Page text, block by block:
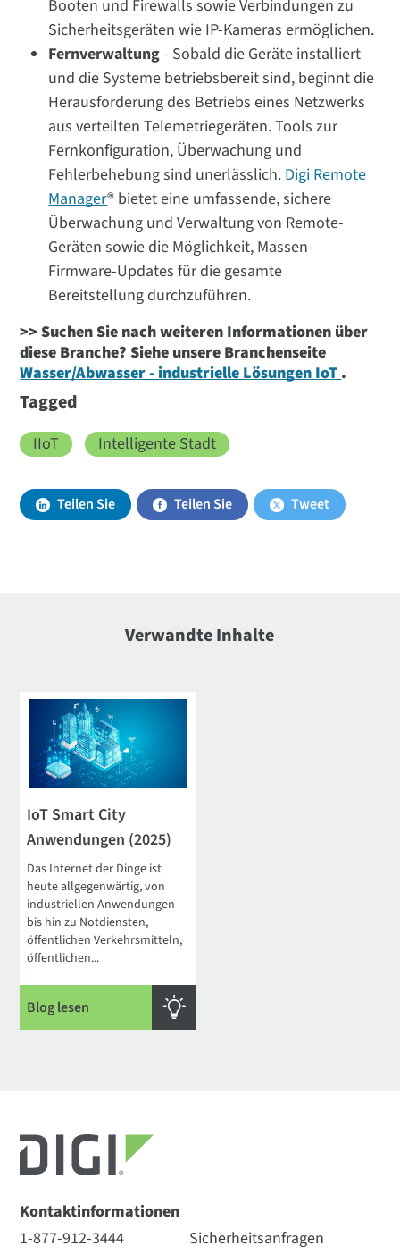
Booten und Firewalls sowie Verbindungen zu
Sicherheitsgeräten wie IP-Kameras ermöglichen.
Fernverwaltung- Sobald die Geräte installiert
und die Systeme betriebsbereit sind, beginnt die
Herausforderung des Betriebs eines Netzwerks
aus verteilten Telemetriegeräten. Tools zur
Fernkonfiguration, Überwachung und
Fehlerbehebung sind unerlässlich.Digi Remote
Manager® bietet eine umfassende, sichere
Überwachung und Verwaltung von Remote-
Geräten sowie die Möglichkeit, Massen-
Firmware-Updates für die gesamte
Bereitstellung durchzuführen.
>> Suchen Sie nach weiteren Informationen über
diese Branche? Siehe unsere Branchenseite
Wasser/Abwasser - industrielle Lösungen IoT.
Tagged
IIoT Intelligente Stadt
Teilen Sie Teilen Sie Tweet
Verwandte Inhalte
IoT Smart City
Anwendungen (2025)
Das Internet der Dinge ist
heute allgegenwärtig, von
industriellen Anwendungen
bis hin zu Notdiensten,
öffentlichen Verkehrsmitteln,
öffentlichen...
Blog lesen
Kontaktinformationen
1-877-912-3444
Sicherheitsanfragen